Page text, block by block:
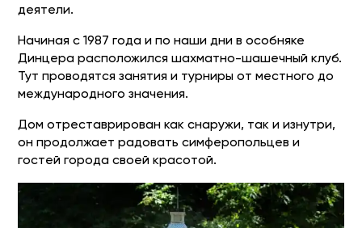
деятели.
Начиная с 1987 года и по наши дни в особняке
Динцера расположился шахматно-шашечный клуб.
Тут проводятся занятия и турниры от местного до
международного значения.
Дом отреставрирован как снаружи, так и изнутри,
он продолжает радовать симферопольцев и
гостей города своей красотой.